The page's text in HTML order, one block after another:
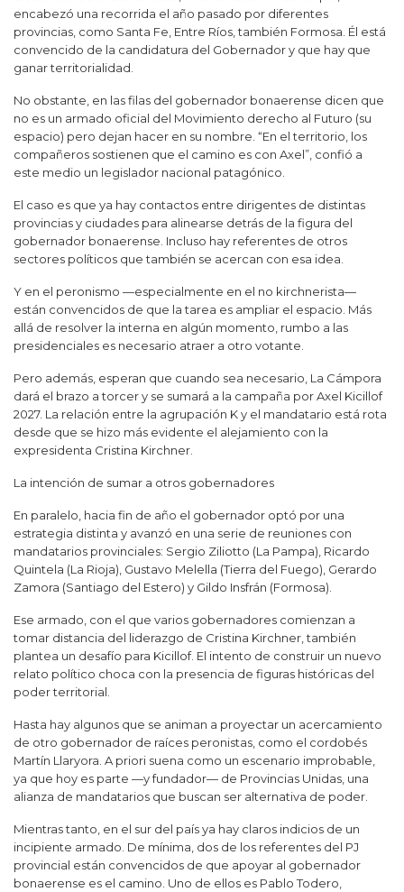
encabezó una recorrida el año pasado por diferentes
provincias, como Santa Fe, Entre Ríos, también Formosa. Él está
convencido de la candidatura del Gobernador y que hay que
ganar territorialidad.
No obstante, en las filas del gobernador bonaerense dicen que
no es un armado oficial del Movimiento derecho al Futuro (su
espacio) pero dejan hacer en su nombre. “En el territorio, los
compañeros sostienen que el camino es con Axel”, confió a
este medio un legislador nacional patagónico.
El caso es que ya hay contactos entre dirigentes de distintas
provincias y ciudades para alinearse detrás de la figura del
gobernador bonaerense. Incluso hay referentes de otros
sectores políticos que también se acercan con esa idea.
Y en el peronismo —especialmente en el no kirchnerista—
están convencidos de que la tarea es ampliar el espacio. Más
allá de resolver la interna en algún momento, rumbo a las
presidenciales es necesario atraer a otro votante.
Pero además, esperan que cuando sea necesario, La Cámpora
dará el brazo a torcer y se sumará a la campaña por Axel Kicillof
2027. La relación entre la agrupación K y el mandatario está rota
desde que se hizo más evidente el alejamiento con la
expresidenta Cristina Kirchner.
La intención de sumar a otros gobernadores
En paralelo, hacia fin de año el gobernador optó por una
estrategia distinta y avanzó en una serie de reuniones con
mandatarios provinciales: Sergio Ziliotto (La Pampa), Ricardo
Quintela (La Rioja), Gustavo Melella (Tierra del Fuego), Gerardo
Zamora (Santiago del Estero) y Gildo Insfrán (Formosa).
Ese armado, con el que varios gobernadores comienzan a
tomar distancia del liderazgo de Cristina Kirchner, también
plantea un desafío para Kicillof. El intento de construir un nuevo
relato político choca con la presencia de figuras históricas del
poder territorial.
Hasta hay algunos que se animan a proyectar un acercamiento
de otro gobernador de raíces peronistas, como el cordobés
Martín Llaryora. A priori suena como un escenario improbable,
ya que hoy es parte —y fundador— de Provincias Unidas, una
alianza de mandatarios que buscan ser alternativa de poder.
Mientras tanto, en el sur del país ya hay claros indicios de un
incipiente armado. De mínima, dos de los referentes del PJ
provincial están convencidos de que apoyar al gobernador
bonaerense es el camino. Uno de ellos es Pablo Todero,